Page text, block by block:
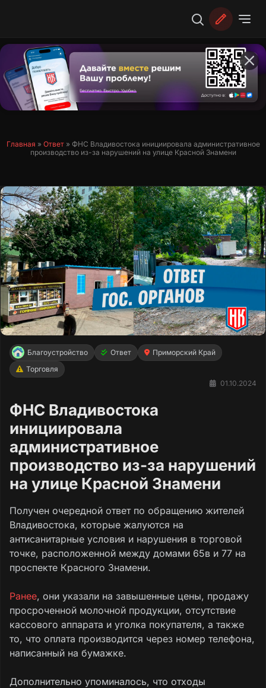
Главная » Ответ» ФНС Владивостока инициировала административное
производство из-за нарушений на улице Красной Знамени
Благоустройство Ответ
Приморский Край
Торговля
01.10.2024
ФНС Владивостока
инициировала
административное
производство из-за нарушений
на улице Красной Знамени
Получен очередной ответ по обращению жителей
Владивостока, которые жалуются на
антисанитарные условия и нарушения в торговой
точке, расположенной между домами 65в и 77 на
проспекте Красного Знамени.
Ранее, они указали на завышенные цены, продажу
просроченной молочной продукции, отсутствие
кассового аппарата и уголка покупателя, а также
то, что оплата производится через номер телефона,
написанный на бумажке.
Дополнительно упоминалось, что отходы